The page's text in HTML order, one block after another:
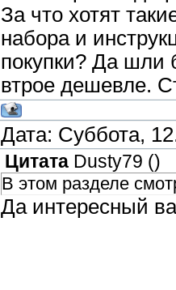
За что хотят
набора и
покупки? Да
втрое дешевле.
Дата: Суббота,
Цитата Dusty79 ()
В этом разделе
Да интересный